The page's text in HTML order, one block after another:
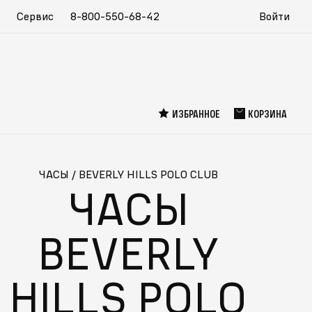
Сервис 8-800-550-68-42 Войти
ИЗБРАННОЕ КОРЗИНА
ЧАСЫ / BEVERLY HILLS POLO CLUB
ЧАСЫ
BEVERLY
HILLS POLO